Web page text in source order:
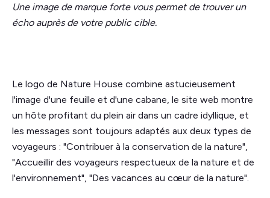
Une image de marque forte vous permet de trouver un
écho auprès de votre public cible.
Le logo de Nature House combine astucieusement
l'image d'une feuille et d'une cabane, le site web montre
un hôte profitant du plein air dans un cadre idyllique, et
les messages sont toujours adaptés aux deux types de
voyageurs : "Contribuer à la conservation de la nature",
"Accueillir des voyageurs respectueux de la nature et de
l'environnement", "Des vacances au cœur de la nature".